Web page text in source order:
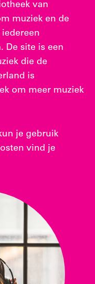
van
muziek en de
De site is een
die de
is
om meer muziek
je gebruik
vind je